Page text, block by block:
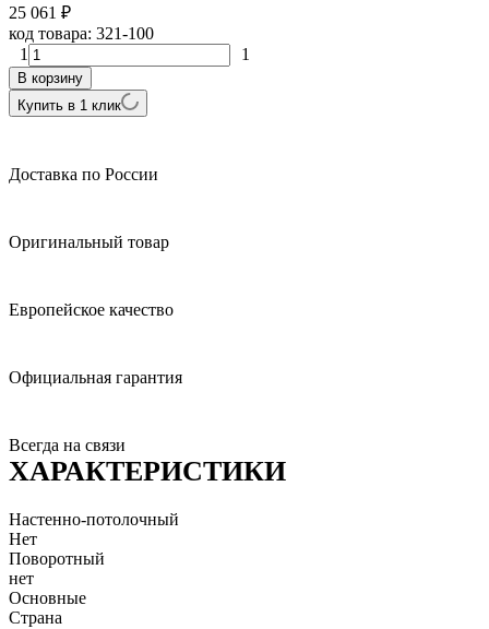
25 061 ₽
код товара: 321-100
1
1
В корзину
Купить в 1 клик
Доставка по России
Оригинальный товар
Европейское качество
Официальная гарантия
Всегда на связи
ХАРАКТЕРИСТИКИ
Настенно-потолочный
Нет
Поворотный
нет
Основные
Страна